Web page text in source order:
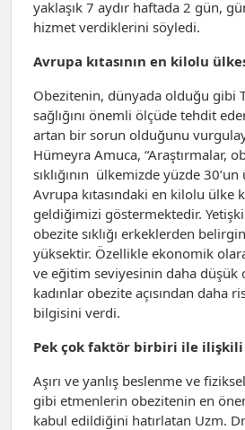
yaklaşık 7 aydır haftada 2 gün,
hizmet verdiklerini söyledi.
Avrupa kıtasının en kilolu
Obezitenin, dünyada olduğu gibi
sağlığını önemli ölçüde tehdit
artan bir sorun olduğunu
Hümeyra Amuca, “Araştırmalar,
sıklığının ülkemizde yüzde 30’un
Avrupa kıtasındaki en kilolu ülke
geldiğimizi göstermektedir.
obezite sıklığı erkeklerden
yüksektir. Özellikle ekonomik
ve eğitim seviyesinin daha
kadınlar obezite açısından daha
bilgisini verdi.
Pek çok faktör birbiri ile ilişkili
Aşırı ve yanlış beslenme ve
gibi etmenlerin obezitenin en
kabul edildiğini hatırlatan Uzm.